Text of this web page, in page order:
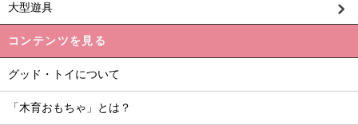
大型遊具
コンテンツを見る
グッド・トイについて
「木育おもちゃ」とは？